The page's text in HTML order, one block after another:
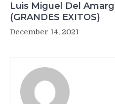
Luis Miguel Del
(GRANDES EXITOS)
December 14, 2021